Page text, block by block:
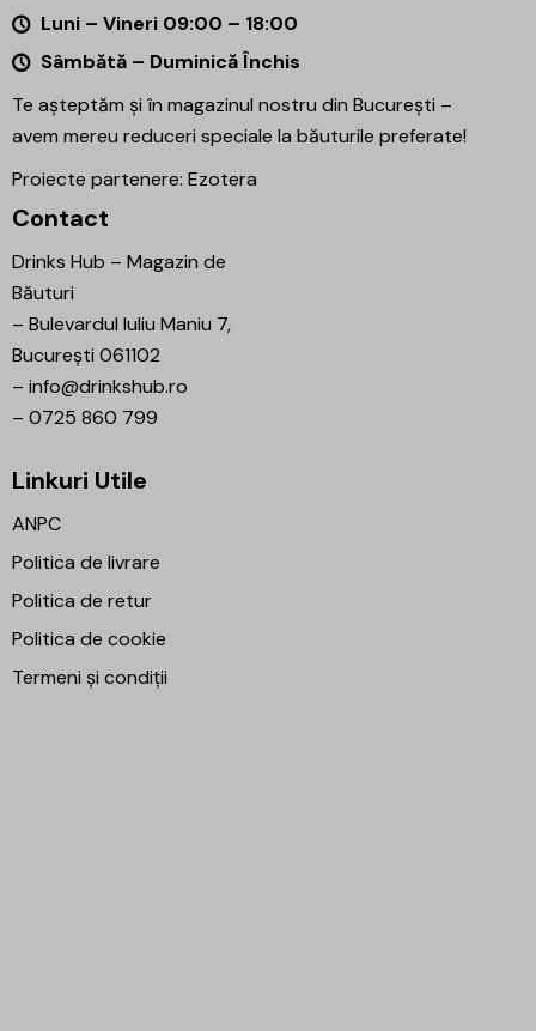
Luni – Vineri 09:00 – 18:00
Sâmbătă – Duminică Închis
Te așteptăm și în magazinul nostru din București –
avem mereu reduceri speciale la băuturile preferate!
Proiecte partenere: Ezotera
Contact
Drinks Hub – Magazin de
Băuturi
– Bulevardul Iuliu Maniu 7,
București 061102
– info@drinkshub.ro
– 0725 860 799
Linkuri Utile
ANPC
Politica de livrare
Politica de retur
Politica de cookie
Termeni și condiții